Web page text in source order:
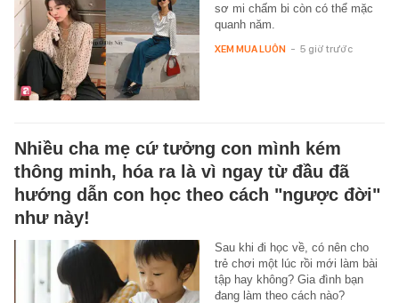
sơ mi chấm bi còn có thể mặc
quanh năm.
XEM MUA LUÔN - 5 giờ trước
Nhiều cha mẹ cứ tưởng con mình kém
thông minh, hóa ra là vì ngay từ đầu đã
hướng dẫn con học theo cách "ngược đời"
như này!
Sau khi đi học về, có nên cho
trẻ chơi một lúc rồi mới làm bài
tập hay không? Gia đình bạn
đang làm theo cách nào?